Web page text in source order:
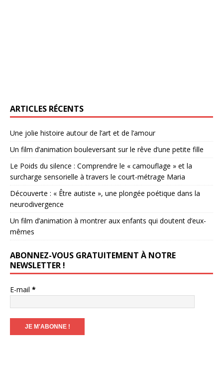
ARTICLES RÉCENTS
Une jolie histoire autour de l’art et de l’amour
Un film d’animation bouleversant sur le rêve d’une petite fille
Le Poids du silence : Comprendre le « camouflage » et la
surcharge sensorielle à travers le court-métrage Maria
Découverte : « Être autiste », une plongée poétique dans la
neurodivergence
Un film d’animation à montrer aux enfants qui doutent d’eux-
mêmes
ABONNEZ-VOUS GRATUITEMENT À NOTRE
NEWSLETTER !
E-mail *